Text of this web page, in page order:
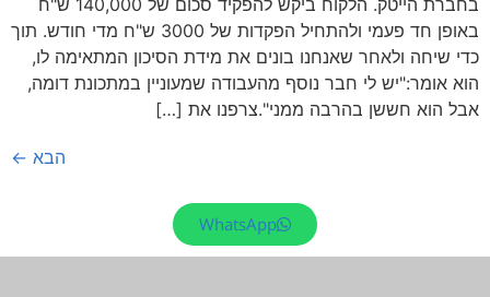
בחברת הייטק. הלקוח ביקש להפקיד סכום של 140,000 ש"ח
באופן חד פעמי ולהתחיל הפקדות של 3000 ש"ח מדי חודש. תוך
כדי שיחה ולאחר שאנחנו בונים את מידת הסיכון המתאימה לו,
הוא אומר:"יש לי חבר נוסף מהעבודה שמעוניין במתכונת דומה,
אבל הוא חששן בהרבה ממני".צרפנו את […]
הבא ←
WhatsApp